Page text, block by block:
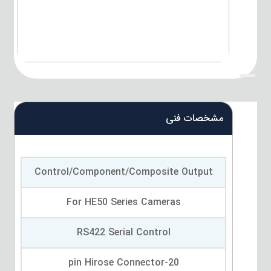
{title}
مشخصات فنی
Control/Component/Composite Output
For HE50 Series Cameras
RS422 Serial Control
20-pin Hirose Connector